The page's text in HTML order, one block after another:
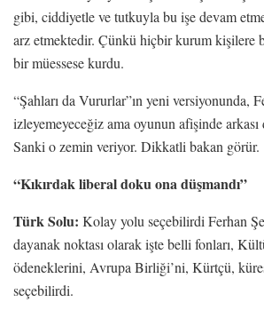
gibi, ciddiyetle ve tutkuyla bu işe devam
arz etmektedir. Çünkü hiçbir kurum kişilere
bir müessese kurdu.
“Şahları da Vururlar”ın yeni versiyonunda,
izleyemeyeceğiz ama oyunun afişinde
Sanki o zemin veriyor. Dikkatli bakan görür.
“Kıkırdak liberal doku ona düşmandı”
Türk Solu: Kolay yolu seçebilirdi Ferhan
dayanak noktası olarak işte belli fonları,
ödeneklerini, Avrupa Birliği’ni, Kürtçü,
seçebilirdi.